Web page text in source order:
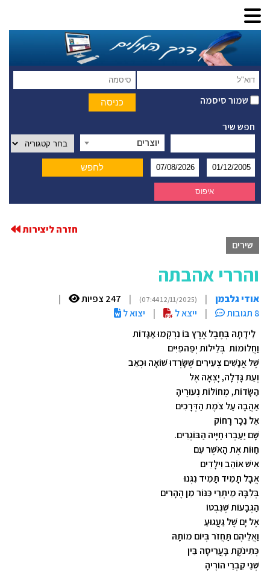
שמור סיסמה
חפש שיר
יוצרים
חזרה ליצירות
שירים
והררי אהבתה
אודי גלבמן |
(12/11/2025 07:44)
| 247 צפיות
|
8 תגובות
| ייצא ל |
יצוא ל
לֵידָתָהּ בְּחֶבֶל אֶרֶץ בּוֹ נִרְקְמוּ אַגָּדוֹת
וַחֲלוֹמוֹת בְּלֵילוֹת יְפֵהפִיִּים
שֶׁל אֲנָשִׁים צְעִירִים שֶׁשָּׂרְדוּ שׁוֹאָה וּכְאֵב
וְעֵת גָּדְלָה, יָצְאָה אֶל
הַשָּׂדוֹת, מְחוֹלוֹת נְעוּרֶיהָ
אַהֲבָה עַל צֹמֶת הַדְּרָכִים
אֵל נֵכָר רָחוֹק
שָׁם יַעַבְרוּ חַיָּיה הַבּוֹגְרִים.
חַוּוֹת אֶת הָאֹשֶׁר עִם
אִישׁ אוֹהֵב וִילָדִים
אֲבָל תָּמִיד תָּמִיד נִגְּנוּ
בְּלִבָּהּ מֵיתְרֵי כִּנּוֹר מִן הֶהָרִים
הַגְּבָעוֹת שֶׁנִּבְטוֹ
אֶל יָם שֶׁל גַּעֲגוּעַ
וַאֲלֵיהֶם תַּחֲזֹר בְּיוֹם מוֹתָהּ
כְּתִינֹקֶת בָּעֲרִיסָה בֵּין
שְׁנֵי קִבְרֵי הוֹרֶיהָ